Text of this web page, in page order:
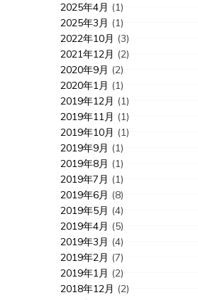
2025年4月 (1)
2025年3月 (1)
2022年10月 (3)
2021年12月 (2)
2020年9月 (2)
2020年1月 (1)
2019年12月 (1)
2019年11月 (1)
2019年10月 (1)
2019年9月 (1)
2019年8月 (1)
2019年7月 (1)
2019年6月 (8)
2019年5月 (4)
2019年4月 (5)
2019年3月 (4)
2019年2月 (7)
2019年1月 (2)
2018年12月 (2)